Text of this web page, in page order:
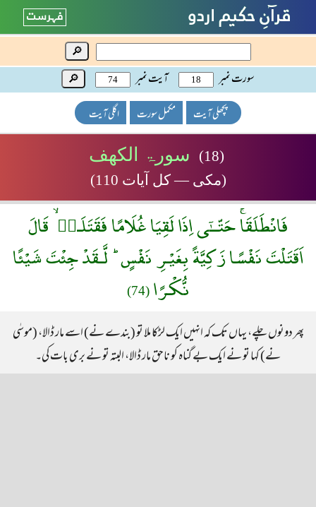
🔎
سورت نمبر آیت نمبر 🔎
پچھلی آیت مکمل سورت اگلی آیت
(18) سورۃ الکھف
(مکی — کل آیات 110)
فَانْطَلَقَاۚ حَتّــٰٓى اِذَا لَقِيَا غُلَامًا فَقَتَلَـهٝ ۙ قَالَ
اَقَتَلْتَ نَفْسًا زَكِيَّةً بِغَيْـرِ نَفْسٍ ؕ لَّـقَدْ جِئْتَ شَيْئًا
نُّكْـرًا(74)
پھر دونوں چلے، یہاں تک کہ انہیں ایک لڑکا ملا تو (بندے نے) اسے مار ڈالا، (موسٰی
نے) کہا تو نے ایک بے گناہ کو ناحق مار ڈالا، البتہ تو نے بری بات کی۔